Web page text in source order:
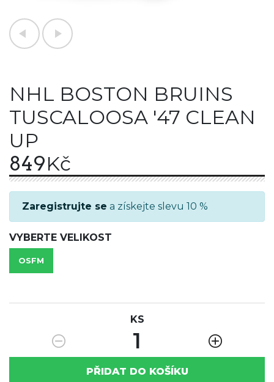
NHL BOSTON BRUINS
TUSCALOOSA '47 CLEAN
UP
849Kč
Zaregistrujte se a získejte slevu 10 %
VYBERTE VELIKOST
OSFM
KS
1
PŘIDAT DO KOŠÍKU